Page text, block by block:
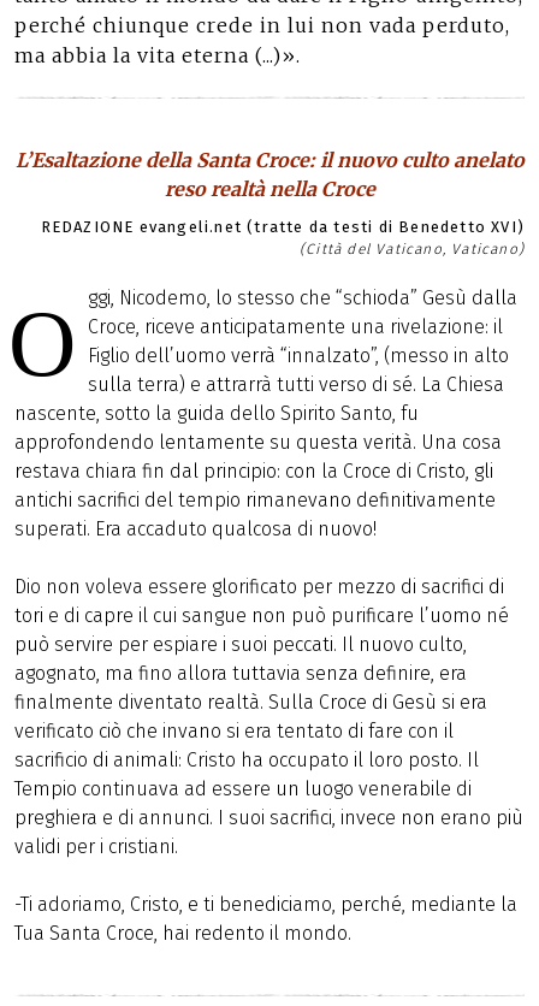
perché chiunque crede in lui non vada perduto,
ma abbia la vita eterna (...)».
L’Esaltazione della Santa Croce: il nuovo culto anelato
reso realtà nella Croce
REDAZIONE evangeli.net (tratte da testi di Benedetto XVI)
(Città del Vaticano, Vaticano)
O
ggi, Nicodemo, lo stesso che “schioda” Gesù dalla
Croce, riceve anticipatamente una rivelazione: il
Figlio dell’uomo verrà “innalzato”, (messo in alto
sulla terra) e attrarrà tutti verso di sé. La Chiesa
nascente, sotto la guida dello Spirito Santo, fu
approfondendo lentamente su questa verità. Una cosa
restava chiara fin dal principio: con la Croce di Cristo, gli
antichi sacrifici del tempio rimanevano definitivamente
superati. Era accaduto qualcosa di nuovo!
Dio non voleva essere glorificato per mezzo di sacrifici di
tori e di capre il cui sangue non può purificare l’uomo né
può servire per espiare i suoi peccati. Il nuovo culto,
agognato, ma fino allora tuttavia senza definire, era
finalmente diventato realtà. Sulla Croce di Gesù si era
verificato ciò che invano si era tentato di fare con il
sacrificio di animali: Cristo ha occupato il loro posto. Il
Tempio continuava ad essere un luogo venerabile di
preghiera e di annunci. I suoi sacrifici, invece non erano più
validi per i cristiani.
-Ti adoriamo, Cristo, e ti benediciamo, perché, mediante la
Tua Santa Croce, hai redento il mondo.